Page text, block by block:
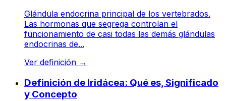
Glándula endocrina principal de los vertebrados.
Las hormonas que segrega controlan el
funcionamiento de casi todas las demás glándulas
endocrinas de...
Ver definición →
Definición de Iridácea: Qué es, Significado
y Concepto